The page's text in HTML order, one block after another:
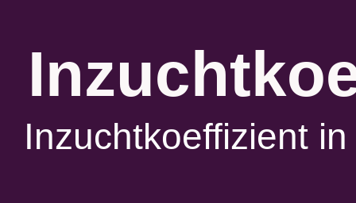
Inzuchtkoeffizient